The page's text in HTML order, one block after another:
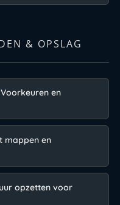
& OPSLAG
en
mappen en
opzetten voor